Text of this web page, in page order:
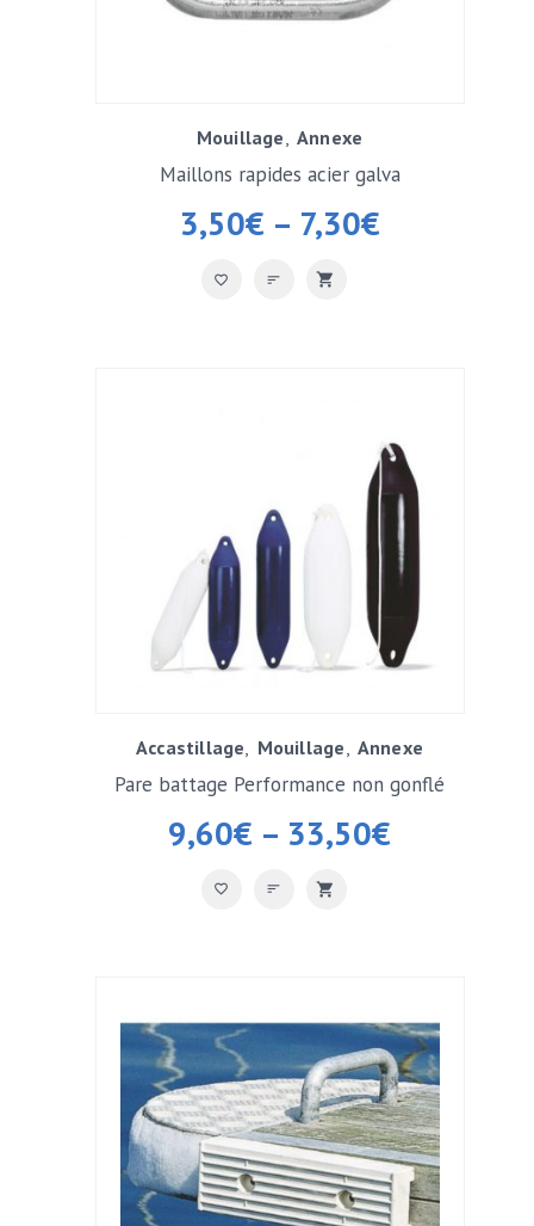
Mouillage Annexe
3,50€– 7,30€
Maillons rapides acier galva
Accastillage Mouillage Annexe
9,60€ – 33,50€
Pare battage Performance non gonflé